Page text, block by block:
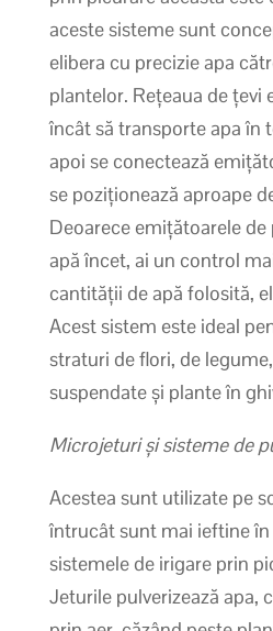
aceste sisteme sunt
elibera cu precizie apa
plantelor. Rețeaua de țevi
încât să transporte apa în
apoi se conectează
se poziționează aproape
Deoarece emițătoarele de
apă încet, ai un control
cantității de apă folosită,
Acest sistem este ideal
straturi de flori, de
suspendate și plante în
Microjeturi și sisteme de
Acestea sunt utilizate pe
întrucât sunt mai ieftine
sistemele de irigare prin
Jeturile pulverizează apa,